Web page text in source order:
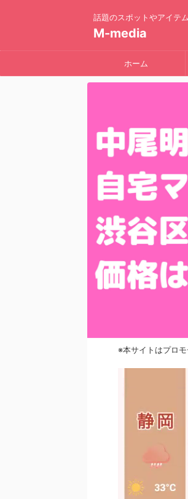
話題のスポットやアイテ
M-media
ホーム
※本サイトはプロ